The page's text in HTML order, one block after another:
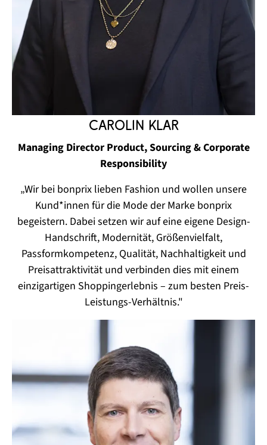
Carolin Klar
Managing Director Product, Sourcing & Corporate
Responsibility
„Wir bei bonprix lieben Fashion und wollen unsere
Kund*innen für die Mode der Marke bonprix
begeistern. Dabei setzen wir auf eine eigene Design-
Handschrift, Modernität, Größenvielfalt,
Passformkompetenz, Qualität, Nachhaltigkeit und
Preisattraktivität und verbinden dies mit einem
einzigartigen Shoppingerlebnis – zum besten Preis-
Leistungs-Verhältnis."